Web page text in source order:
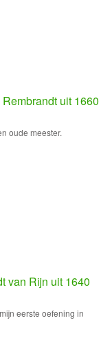
uit 1660
oude meester.
van Rijn uit 1640
eerste oefening in